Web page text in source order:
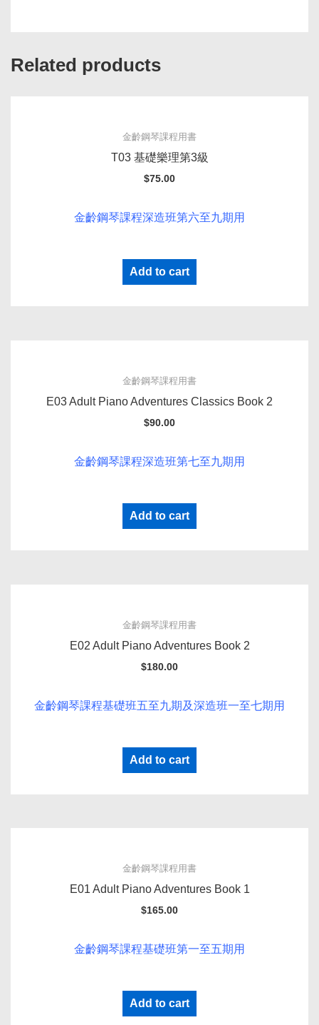
Related products
金齡鋼琴課程用書
T03 基礎樂理第3級
$75.00
金齡鋼琴課程深造班第六至九期用
Add to cart
金齡鋼琴課程用書
E03 Adult Piano Adventures Classics Book 2
$90.00
金齡鋼琴課程深造班第七至九期用
Add to cart
金齡鋼琴課程用書
E02 Adult Piano Adventures Book 2
$180.00
金齡鋼琴課程基礎班五至九期及深造班一至七期用
Add to cart
金齡鋼琴課程用書
E01 Adult Piano Adventures Book 1
$165.00
金齡鋼琴課程基礎班第一至五期用
Add to cart